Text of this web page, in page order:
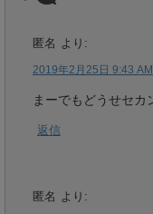
匿名 より:
2019年2月25日 9:43 AM
まーでもどうせセカ
返信
匿名 より: